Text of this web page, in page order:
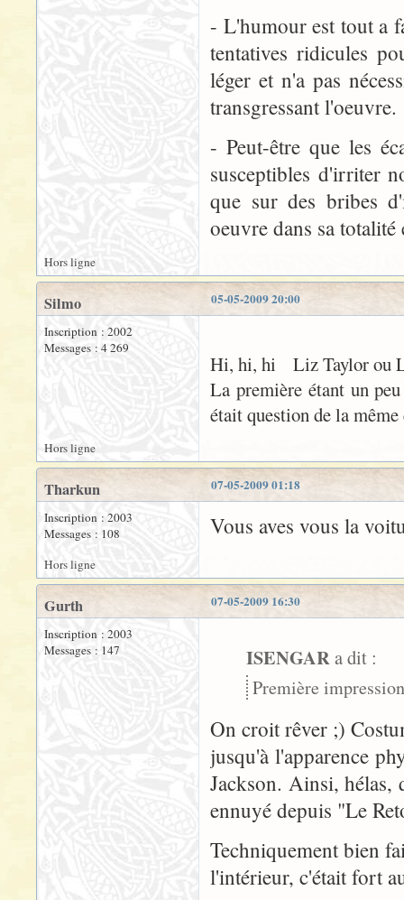
- L'humour est tout a
tentatives ridicules
léger et n'a pas
transgressant l'oeuvre.
- Peut-être que les
susceptibles d'irriter
que sur des bribes
oeuvre dans sa
Hors ligne
05-05-2009 20:00
Silmo
Inscription : 2002
Messages : 4 269
Hi, hi, hi Liz Taylor ou
La première étant un
était question de la
Hors ligne
07-05-2009 01:18
Tharkun
Inscription : 2003
Messages : 108
Vous aves vous la
Hors ligne
07-05-2009 16:30
Gurth
Inscription : 2003
Messages : 147
ISENGARa dit :
Première
On croit rêver ;)
jusqu'à l'apparence
Jackson. Ainsi, hélas,
ennuyé depuis "Le
Techniquement bien
l'intérieur, c'était fort